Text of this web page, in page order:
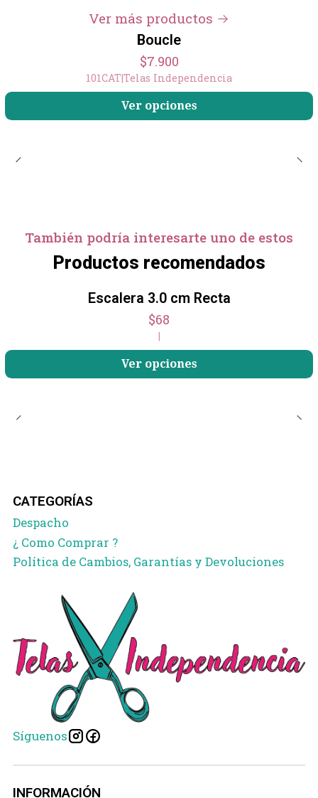
Ver más productos
Boucle
$7.900
101CAT|Telas Independencia
Ver opciones
También podría interesarte uno de estos
Productos recomendados
Escalera 3.0 cm Recta
$68
|
Ver opciones
CATEGORÍAS
Despacho
¿ Como Comprar ?
Política de Cambios, Garantías y Devoluciones
Síguenos
INFORMACIÓN